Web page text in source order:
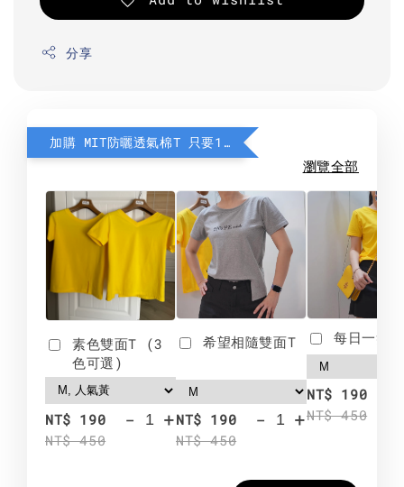
分享
加購 MIT防曬透氣棉T 只要190元
瀏覽全部
素色雙面T (3
色可選)
NT$ 190
NT$ 450
- +
希望相隨雙面T
NT$ 190
NT$ 450
- +
每日一笑
NT$ 190
NT$ 450